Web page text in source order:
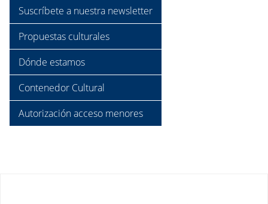
Suscríbete a nuestra newsletter
Propuestas culturales
Dónde estamos
Contenedor Cultural
Autorización acceso menores